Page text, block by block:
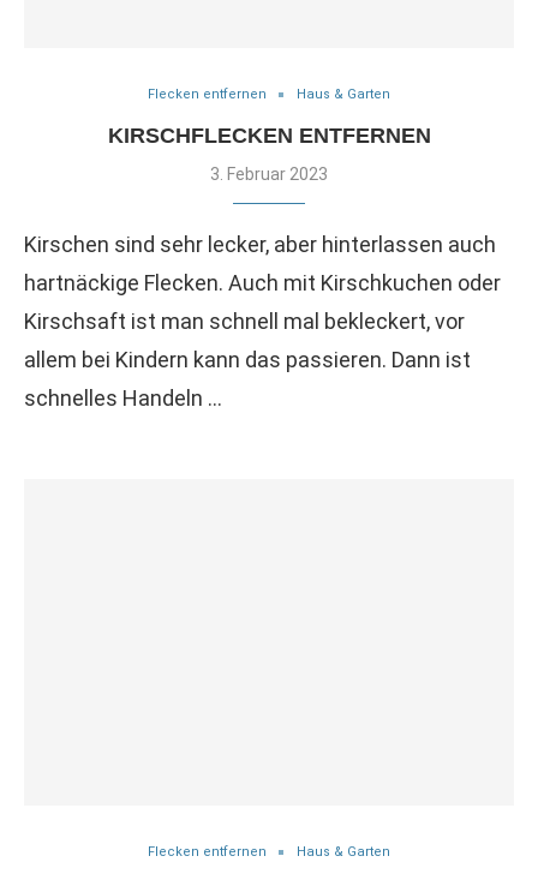
Flecken entfernen Haus & Garten
KIRSCHFLECKEN ENTFERNEN
3. Februar 2023
Kirschen sind sehr lecker, aber hinterlassen auch
hartnäckige Flecken. Auch mit Kirschkuchen oder
Kirschsaft ist man schnell mal bekleckert, vor
allem bei Kindern kann das passieren. Dann ist
schnelles Handeln …
Flecken entfernen Haus & Garten